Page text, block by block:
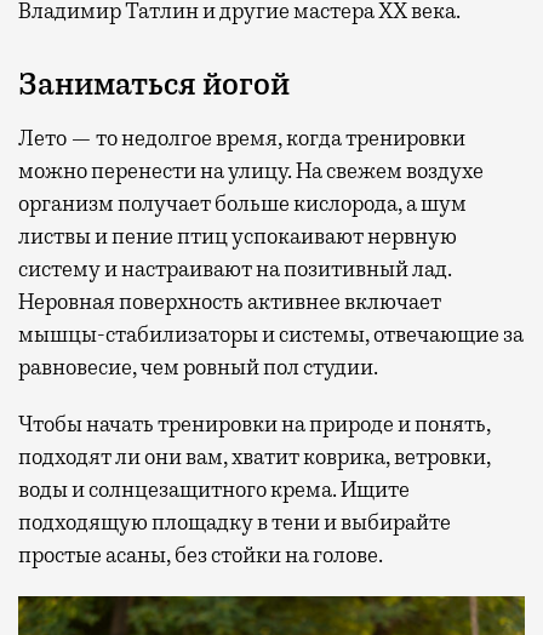
Владимир Татлин и другие мастера XX века.
Заниматься йогой
Лето — то недолгое время, когда тренировки
можно перенести на улицу. На свежем воздухе
организм получает больше кислорода, а шум
листвы и пение птиц успокаивают нервную
систему и настраивают на позитивный лад.
Неровная поверхность активнее включает
мышцы-стабилизаторы и системы, отвечающие за
равновесие, чем ровный пол студии.
Чтобы начать тренировки на природе и понять,
подходят ли они вам, хватит коврика, ветровки,
воды и солнцезащитного крема. Ищите
подходящую площадку в тени и выбирайте
простые асаны, без стойки на голове.